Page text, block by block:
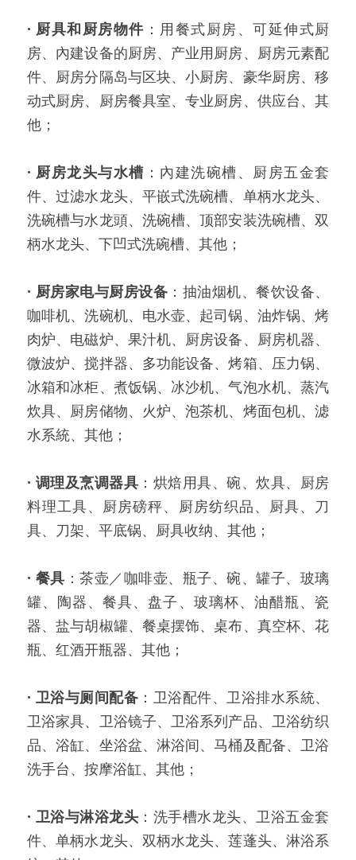
· 厨具和厨房物件 ：用餐式厨房、可延伸式厨
房、內建设备的厨房、产业用厨房、厨房元素配
件、厨房分隔岛与区块、小厨房、豪华厨房、移
动式厨房、厨房餐具室、专业厨房、供应台、其
他；
· 厨房龙头与水槽 ：內建洗碗槽、厨房五金套
件、过滤水龙头、平嵌式洗碗槽、单柄水龙头、
洗碗槽与水龙頭、洗碗槽、顶部安装洗碗槽、双
柄水龙头、下凹式洗碗槽、其他；
· 厨房家电与厨房设备 ：抽油烟机、餐饮设备、
咖啡机、洗碗机、电水壶、起司锅、油炸锅、烤
肉炉、电磁炉、果汁机、厨房设备、厨房机器、
微波炉、搅拌器、多功能设备、烤箱、压力锅、
冰箱和冰柜、煮饭锅、冰沙机、气泡水机、蒸汽
炊具、厨房储物、火炉、泡茶机、烤面包机、滤
水系統、其他；
· 调理及烹调器具 ：烘焙用具、碗、炊具、厨房
料理工具、厨房磅秤、厨房纺织品、厨具、刀
具、刀架、平底锅、厨具收纳、其他；
· 餐具 ：茶壶／咖啡壶、瓶子、碗、罐子、玻璃
罐、陶器、餐具、盘子、玻璃杯、油醋瓶、瓷
器、盐与胡椒罐、餐桌摆饰、桌布、真空杯、花
瓶、红酒开瓶器、其他；
· 卫浴与厕间配备 ：卫浴配件、卫浴排水系統、
卫浴家具、卫浴镜子、卫浴系列产品、卫浴纺织
品、浴缸、坐浴盆、淋浴间、马桶及配备、卫浴
洗手台、按摩浴缸、其他；
· 卫浴与淋浴龙头 ：洗手槽水龙头、卫浴五金套
件、单柄水龙头、双柄水龙头、莲蓬头、淋浴系